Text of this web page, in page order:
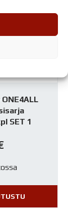
SET 1